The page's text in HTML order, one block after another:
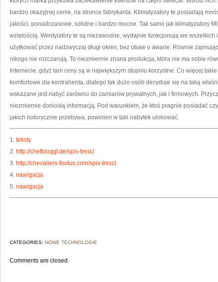
bardzo okazyjnej cenie, na stronce fabrykanta. Klimatyzatory te posiadają
jakości, ponadczasowe, solidne i bardzo mocne. Tak samo jak klimatyzatory
wziętością. Wentylatory te są niezawodne, wydajnie funkcjonują we
użytkować przez nadzwyczaj długi okres, bez obaw o awarie. Równie
nikogo nie rozczarują. To niezmiernie znana produkcja, która nie ma sobie
Internecie, gdyż tam ceny są w największym stopniu korzystne. Co więcej
komfortowe dla kontrahenta, dlatego tak dużo osób decyduje się na taką
wskazane jest nabyć zarówno do zamiarów prywatnych, jak i firmowych.
niezmiernie doniosłą informacją. Pod warunkiem, że ktoś pragnie posiadać
jakich notorycznie przebywa, powinien w taki nabytek ulokować.
1. teksty
2. http://chefbloggt.de/spis-tresci
3. http://chevaliers-footus.com/spis-tresci
4. nawigacja
5. nawigacja
CATEGORIES: NOWE TECHNOLOGIE
Comments are closed.